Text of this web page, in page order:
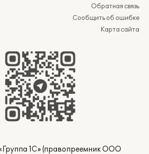
Обратная связь
Сообщить об ошибке
Карта сайта
1С» (правопреемник ООО